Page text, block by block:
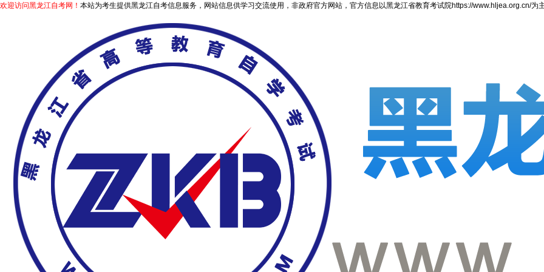
欢迎访问黑龙江自考网！ 本站为考生提供黑龙江自考信息服务，网站信息供学习交流使用，非政府官方网站，官方信息以黑龙江省教育考试院https://www.hljea.org.cn/为